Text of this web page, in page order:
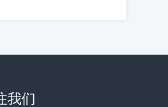
我们